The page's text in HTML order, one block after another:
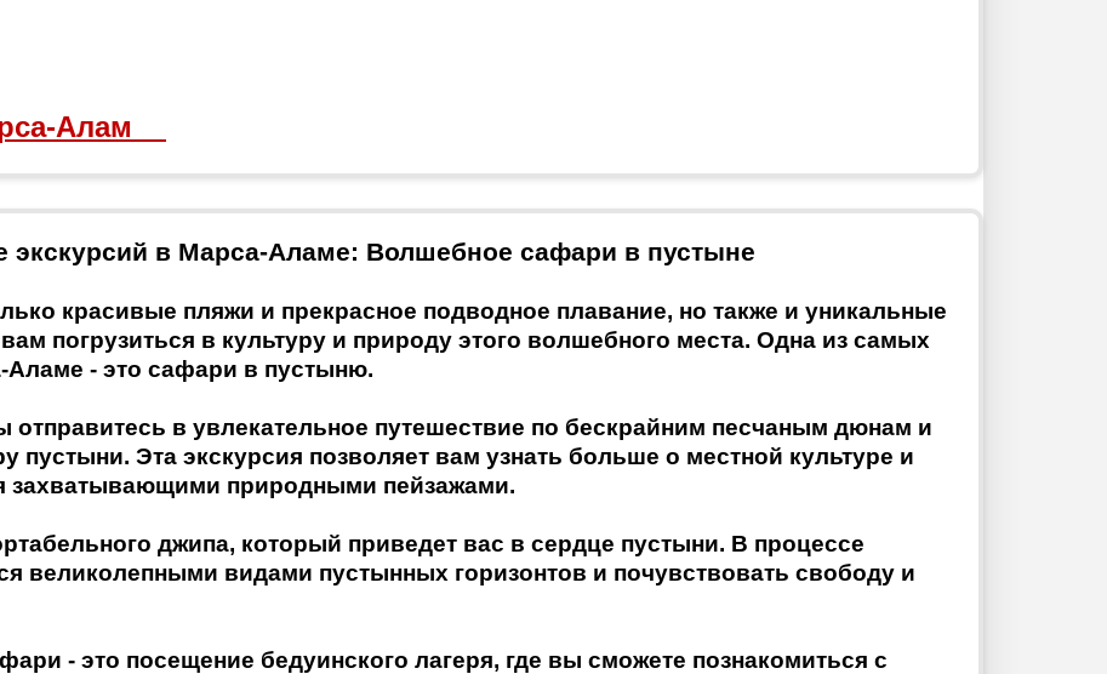
Алам
экскурсий в Марса-Аламе: Волшебное сафари в пустыне
красивые пляжи и прекрасное подводное плавание, но также и уникальные
погрузиться в культуру и природу этого волшебного места. Одна из самых
- это сафари в пустыню.
отправитесь в увлекательное путешествие по бескрайним песчаным дюнам и
пустыни. Эта экскурсия позволяет вам узнать больше о местной культуре и
захватывающими природными пейзажами.
джипа, который приведет вас в сердце пустыни. В процессе
великолепными видами пустынных горизонтов и почувствовать свободу и
- это посещение бедуинского лагеря, где вы сможете познакомиться с